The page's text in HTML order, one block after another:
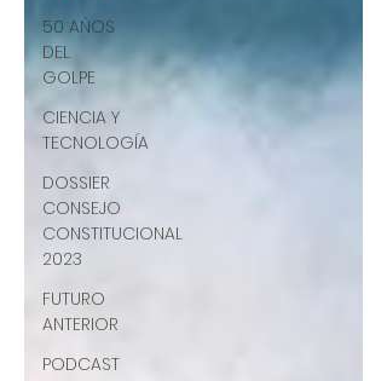
50 AÑOS
DEL
GOLPE
CIENCIA Y
TECNOLOGÍA
DOSSIER
CONSEJO
CONSTITUCIONAL
2023
FUTURO
ANTERIOR
PODCAST